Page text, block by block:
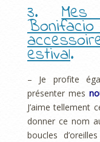
3.
estival.
– Je profite
présenter mes
J’aime tellement
donner ce nom
boucles